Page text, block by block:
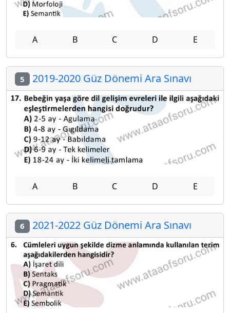
A B C D E
5 2019-2020 Güz Dönemi Ara Sınavı
A B C D E
6 2021-2022 Güz Dönemi Ara Sınavı